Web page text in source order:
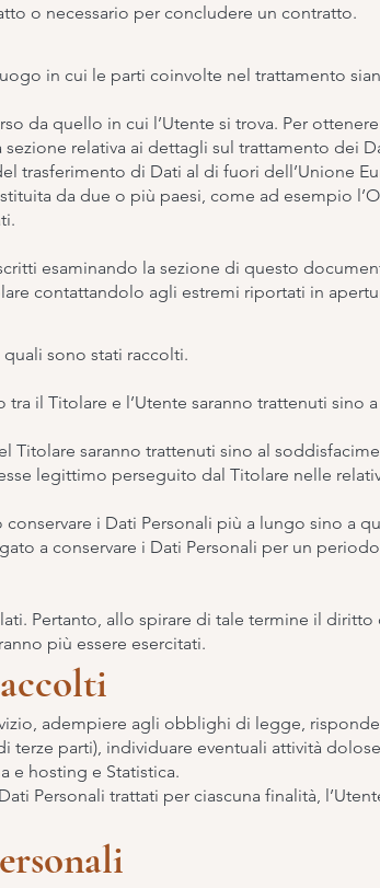
o necessario per concludere un contratto.
in cui le parti coinvolte nel trattamento
da quello in cui l’Utente si trova. Per
relativa ai dettagli sul trattamento dei
trasferimento di Dati al di fuori dell’Unione
da due o più paesi, come ad esempio
esaminando la sezione di questo
contattandolo agli estremi riportati in
sono stati raccolti.
il Titolare e l’Utente saranno trattenuti sino
Titolare saranno trattenuti sino al
legittimo perseguito dal Titolare nelle
i Dati Personali più a lungo sino a
a conservare i Dati Personali per un
Pertanto, allo spirare di tale termine il diritto
più essere esercitati.
adempiere agli obblighi di legge,
parti), individuare eventuali attività
e hosting e Statistica.
Personali trattati per ciascuna finalità,